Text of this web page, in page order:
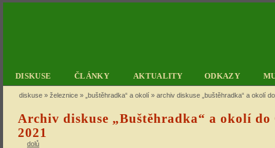
DISKUSE ČLÁNKY AKTUALITY ODKAZY
diskuse » železnice » „buštěhradka“ a okolí » archiv diskuse „buštěhradka“ a okolí
Archiv diskuse „Buštěhradka“ a okolí do
2021
dolů